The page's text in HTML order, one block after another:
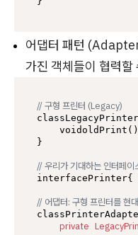
어댑터 패턴
가진 객체들이 협력할
// 구형 프린터 (Legacy)
}
// 우리가 기대하는 인터페이
// 어댑터: 구형 프린터를 현
private